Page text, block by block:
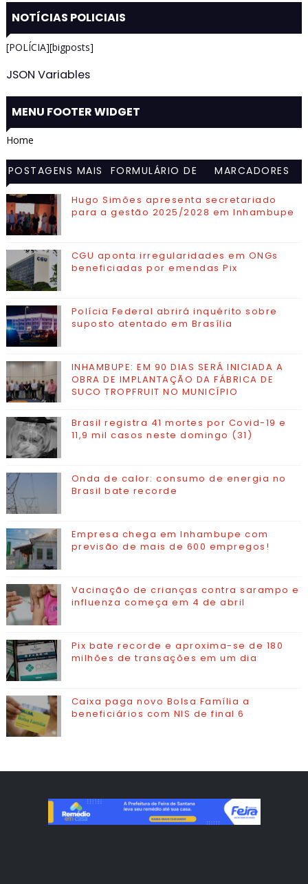
NOTÍCIAS POLICIAIS
[POLÍCIA][bigposts]
JSON Variables
MENU FOOTER WIDGET
Home
POSTAGENS MAIS
VISITADAS
FORMULÁRIO DE
MARCADORES
Hugo Simões apresenta secretariado
para a gestão 2025/2028 em Inhambupe
CGU aponta irregularidades em ONGs
beneficiadas por emendas Pix
Polícia Federal abrirá inquérito sobre
suposto atentado em Brasília
INHAMBUPE: EM 90 DIAS SERÁ INICIADA A
OBRA DE IMPLANTAÇÃO DA FÁBRICA DE
SUCO TROPFRUIT NO MUNICÍPIO
Brasil registra 41 mortes por Covid-19 e
11,9 mil casos neste domingo (31)
Onda de calor: consumo de energia no
Brasil bate recorde
Empresa chega em Inhambupe com
previsão de mais de 600 empregos!
Vacinação de crianças contra sarampo e
influenza começa em 4 de abril
Pix bate recorde e aproxima-se de 180
milhões de transações em um dia
Caixa paga novo Bolsa Família a
beneficiários com NIS de final 6